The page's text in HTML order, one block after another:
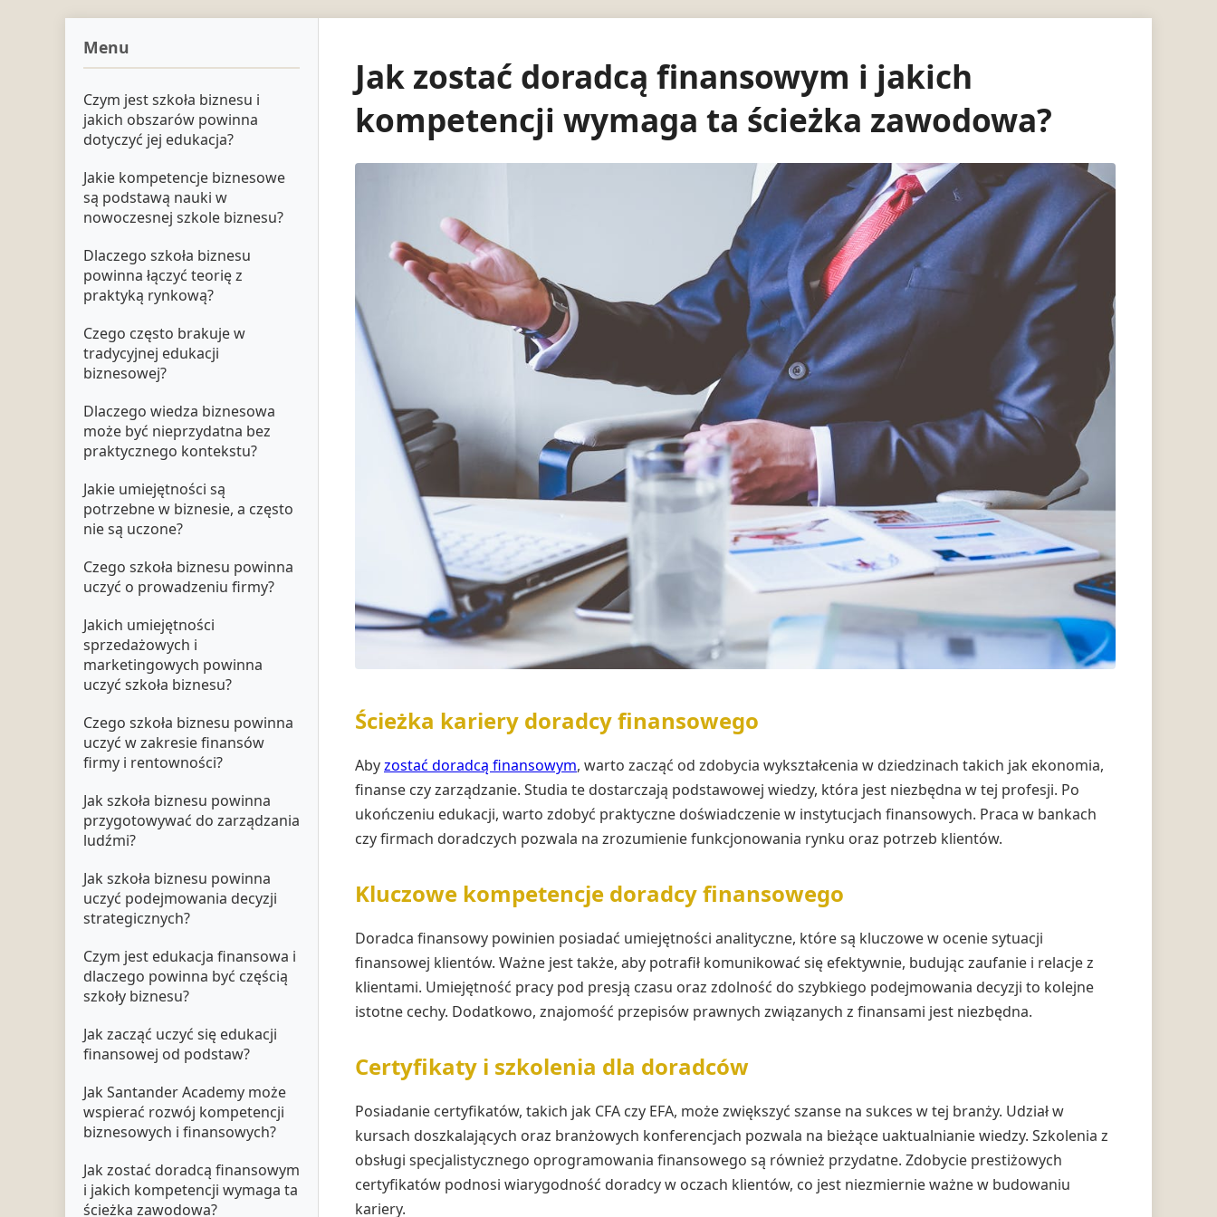
Menu
Czym jest szkoła biznesu i
jakich obszarów powinna
dotyczyć jej edukacja?
Jakie kompetencje biznesowe
są podstawą nauki w
nowoczesnej szkole biznesu?
Dlaczego szkoła biznesu
powinna łączyć teorię z
praktyką rynkową?
Czego często brakuje w
tradycyjnej edukacji
biznesowej?
Dlaczego wiedza biznesowa
może być nieprzydatna bez
praktycznego kontekstu?
Jakie umiejętności są
potrzebne w biznesie, a często
nie są uczone?
Czego szkoła biznesu powinna
uczyć o prowadzeniu firmy?
Jakich umiejętności
sprzedażowych i
marketingowych powinna
uczyć szkoła biznesu?
Czego szkoła biznesu powinna
uczyć w zakresie finansów
firmy i rentowności?
Jak szkoła biznesu powinna
przygotowywać do zarządzania
ludźmi?
Jak szkoła biznesu powinna
uczyć podejmowania decyzji
strategicznych?
Czym jest edukacja finansowa i
dlaczego powinna być częścią
szkoły biznesu?
Jak zacząć uczyć się edukacji
finansowej od podstaw?
Jak Santander Academy może
wspierać rozwój kompetencji
biznesowych i finansowych?
Jak zostać doradcą finansowym
i jakich kompetencji wymaga ta
ścieżka zawodowa?
Jak zostać doradcą finansowym i jakich
kompetencji wymaga ta ścieżka zawodowa?
Ścieżka kariery doradcy finansowego
Abyzostać doradcą finansowym, warto zacząć od zdobycia wykształcenia w dziedzinach takich jak ekonomia,
finanse czy zarządzanie. Studia te dostarczają podstawowej wiedzy, która jest niezbędna w tej profesji. Po
ukończeniu edukacji, warto zdobyć praktyczne doświadczenie w instytucjach finansowych. Praca w bankach
czy firmach doradczych pozwala na zrozumienie funkcjonowania rynku oraz potrzeb klientów.
Kluczowe kompetencje doradcy finansowego
Doradca finansowy powinien posiadać umiejętności analityczne, które są kluczowe w ocenie sytuacji
finansowej klientów. Ważne jest także, aby potrafił komunikować się efektywnie, budując zaufanie i relacje z
klientami. Umiejętność pracy pod presją czasu oraz zdolność do szybkiego podejmowania decyzji to kolejne
istotne cechy. Dodatkowo, znajomość przepisów prawnych związanych z finansami jest niezbędna.
Certyfikaty i szkolenia dla doradców
Posiadanie certyfikatów, takich jak CFA czy EFA, może zwiększyć szanse na sukces w tej branży. Udział w
kursach doszkalających oraz branżowych konferencjach pozwala na bieżące uaktualnianie wiedzy. Szkolenia z
obsługi specjalistycznego oprogramowania finansowego są również przydatne. Zdobycie prestiżowych
certyfikatów podnosi wiarygodność doradcy w oczach klientów, co jest niezmiernie ważne w budowaniu
kariery.